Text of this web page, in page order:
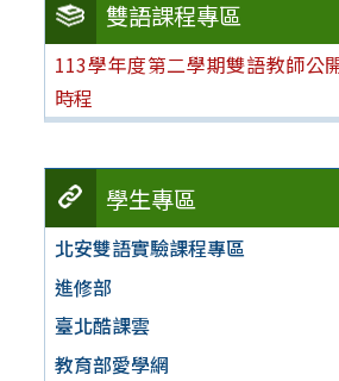
雙語課程專區
113學年度第二學期雙語教師公
時程
學生專區
北安雙語實驗課程專區
進修部
臺北酷課雲
教育部愛學網